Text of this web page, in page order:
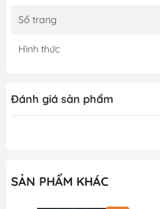
Số trang
Hình thức
Đánh giá sản phẩm
SẢN PHẨM KHÁC